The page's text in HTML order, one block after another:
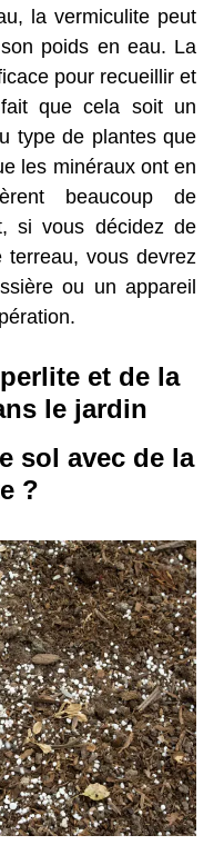
la vermiculite peut
poids en eau. La
pour recueillir et
fait que cela soit un
type de plantes que
les minéraux ont en
beaucoup de
si vous décidez de
terreau, vous devrez
ou un appareil
et de la
le jardin
sol avec de la
?